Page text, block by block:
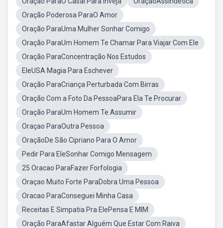
Oração Poderosa ParaO Amor
Oração ParaUma Mulher Sonhar Comigo
Oração ParaUm Homem Te Chamar Para Viajar Com Ele
Oração ParaConcentração Nos Estudos
EleUSA Magia Para Eschever
Oração ParaCriança Perturbada Com Birras
Oração Com a Foto Da PessoaPara Ela Te Procurar
Oração ParaUm Homem Te Assumir
Oraçao ParaOutra Pessoa
OraçãoDe São Cipriano Para O Amor
Pedir Para EleSonhar Comigo Mensagem
25 Oracao ParaFazer Forfologia
Oraçao Muito Forte ParaDobra Uma Pessoa
Oracao ParaConseguei Minha Casa
Receitas E Simpatia Pra ElePensa E MIM
Oração ParaAfastar Alguém Que Estar Com Raiva